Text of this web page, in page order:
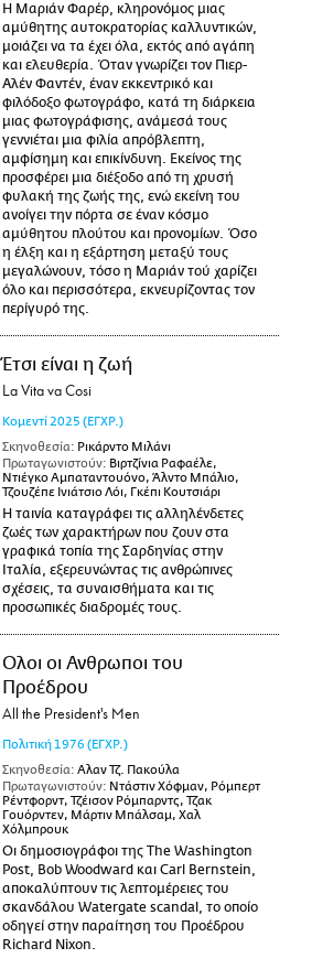
Η Μαριάν Φαρέρ, κληρονόμος μιας
αμύθητης αυτοκρατορίας καλλυντικών,
μοιάζει να τα έχει όλα, εκτός από αγάπη
και ελευθερία. Όταν γνωρίζει τον Πιερ-
Αλέν Φαντέν, έναν εκκεντρικό και
φιλόδοξο φωτογράφο, κατά τη διάρκεια
μιας φωτογράφισης, ανάμεσά τους
γεννιέται μια φιλία απρόβλεπτη,
αμφίσημη και επικίνδυνη. Εκείνος της
προσφέρει μια διέξοδο από τη χρυσή
φυλακή της ζωής της, ενώ εκείνη του
ανοίγει την πόρτα σε έναν κόσμο
αμύθητου πλούτου και προνομίων. Όσο
η έλξη και η εξάρτηση μεταξύ τους
μεγαλώνουν, τόσο η Μαριάν τού χαρίζει
όλο και περισσότερα, εκνευρίζοντας τον
περίγυρό της.
Έτσι είναι η ζωή
La Vita va Cosi
Κομεντί 2025 (ΕΓΧΡ.)
Σκηνοθεσία: Ρικάρντο Μιλάνι
Πρωταγωνιστούν: Βιρτζίνια Ραφαέλε,
Ντιέγκο Αμπαταντουόνο, Άλντο Μπάλιο,
Τζουζέπε Ινιάτσιο Λόι, Γκέπι Κουτσιάρι
Η ταινία καταγράφει τις αλληλένδετες
ζωές των χαρακτήρων που ζουν στα
γραφικά τοπία της Σαρδηνίας στην
Ιταλία, εξερευνώντας τις ανθρώπινες
σχέσεις, τα συναισθήματα και τις
προσωπικές διαδρομές τους.
Ολοι οι Ανθρωποι του
Προέδρου
All the President's Men
Πολιτική1976 (ΕΓΧΡ.)
Σκηνοθεσία: Αλαν Τζ. Πακούλα
Πρωταγωνιστούν: Ντάστιν Χόφμαν, Ρόμπερτ
Ρέντφορντ, Τζέισον Ρόμπαρντς, Τζακ
Γουόρντεν, Μάρτιν Μπάλσαμ, Χαλ
Χόλμπρουκ
Οι δημοσιογράφοι της The Washington
Post, Bob Woodward και Carl Bernstein,
αποκαλύπτουν τις λεπτομέρειες του
σκανδάλου Watergate scandal, το οποίο
οδηγεί στην παραίτηση του Προέδρου
Richard Nixon.